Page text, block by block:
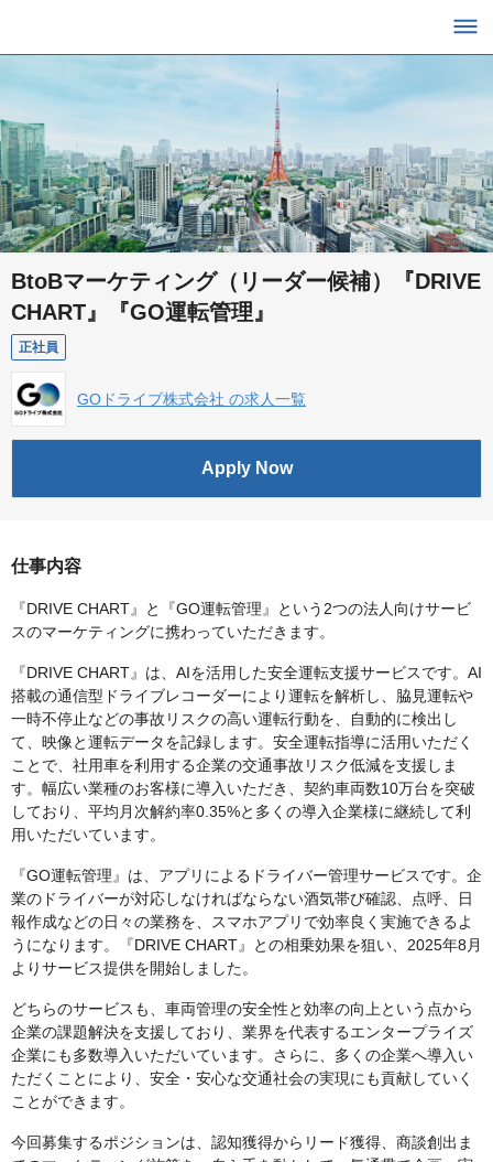
BtoBマーケティング（リーダー候補）『DRIVE
CHART』『GO運転管理』
正社員
GOドライブ株式会社 の求人一覧
Apply Now
仕事内容
『DRIVE CHART』と『GO運転管理』という2つの法人向けサービ
スのマーケティングに携わっていただきます。
『DRIVE CHART』は、AIを活用した安全運転支援サービスです。AI
搭載の通信型ドライブレコーダーにより運転を解析し、脇見運転や
一時不停止などの事故リスクの高い運転行動を、自動的に検出し
て、映像と運転データを記録します。安全運転指導に活用いただく
ことで、社用車を利用する企業の交通事故リスク低減を支援しま
す。幅広い業種のお客様に導入いただき、契約車両数10万台を突破
しており、平均月次解約率0.35%と多くの導入企業様に継続して利
用いただいています。
『GO運転管理』は、アプリによるドライバー管理サービスです。企
業のドライバーが対応しなければならない酒気帯び確認、点呼、日
報作成などの日々の業務を、スマホアプリで効率良く実施できるよ
うになります。『DRIVE CHART』との相乗効果を狙い、2025年8月
よりサービス提供を開始しました。
どちらのサービスも、車両管理の安全性と効率の向上という点から
企業の課題解決を支援しており、業界を代表するエンタープライズ
企業にも多数導入いただいています。さらに、多くの企業へ導入い
ただくことにより、安全・安心な交通社会の実現にも貢献していく
ことができます。
今回募集するポジションは、認知獲得からリード獲得、商談創出ま